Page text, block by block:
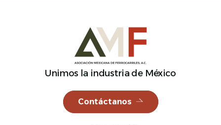
Unimos la industria de México
Contáctanos
Español